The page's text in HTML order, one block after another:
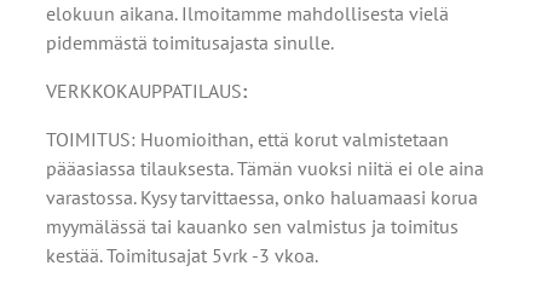
elokuun aikana. Ilmoitamme mahdollisesta vielä
pidemmästä toimitusajasta sinulle.
VERKKOKAUPPATILAUS:
TOIMITUS: Huomioithan, että korut valmistetaan
pääasiassa tilauksesta. Tämän vuoksi niitä ei ole aina
varastossa. Kysy tarvittaessa, onko haluamaasi korua
myymälässä tai kauanko sen valmistus ja toimitus
kestää. Toimitusajat 5vrk -3 vkoa.